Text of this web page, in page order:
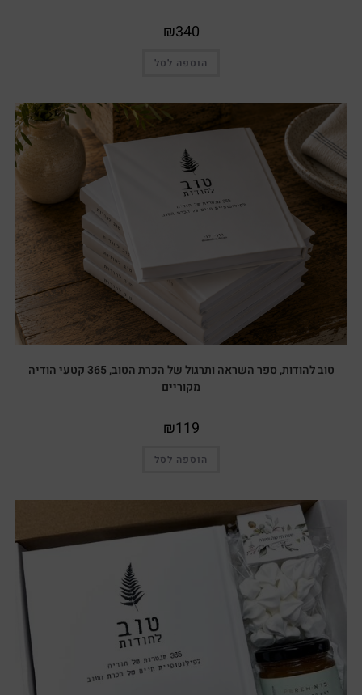
₪340
הוספה לסל
טוב להודות, ספר השראה ותרגול של הכרת הטוב, 365 קטעי הודיה
מקוריים
₪119
הוספה לסל